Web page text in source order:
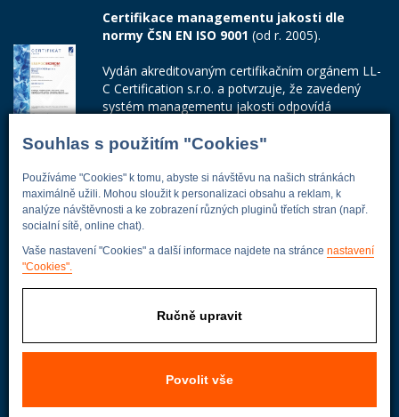
Souhlas s použitím "Cookies"
Používáme "Cookies" k tomu, abyste si návštěvu na našich stránkách
maximálně užili. Mohou sloužit k personalizaci obsahu a reklam, k
analýze návštěvnosti a ke zobrazení různých pluginů třetích stran (např.
socialní sítě, online chat).
Vaše nastavení "Cookies" a další informace najdete na stránce nastavení
"Cookies".
Ručně upravit
Povolit vše
Certifikace managementu jakosti dle
normy ČSN EN ISO 9001 (od r. 2005).
Vydán akreditovaným certifikačním orgánem LL-
C Certification s.r.o. a potvrzuje, že zavedený
systém managementu jakosti odpovídá
Adresa firmy
Wolkerova 433